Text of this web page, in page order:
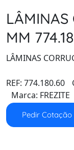
LÂMINAS
MM
LÂMINAS
REF: 774.180.60
Marca: FREZITE
Pedir Cotação